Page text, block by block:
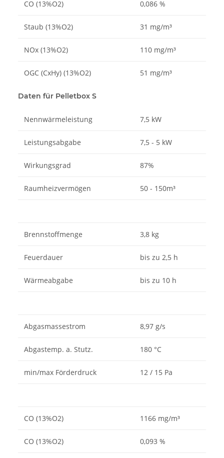
CO (13%O2) 0,086 %
Staub (13%O2) 31 mg/m³
NOx (13%O2) 110 mg/m³
OGC (CxHy) (13%O2) 51 mg/m³
Daten für Pelletbox S
Nennwärmeleistung 7,5 kW
Leistungsabgabe 7,5 - 5 kW
Wirkungsgrad 87%
Raumheizvermögen 50 - 150m³
Brennstoffmenge 3,8 kg
Feuerdauer bis zu 2,5 h
Wärmeabgabe bis zu 10 h
Abgasmassestrom 8,97 g/s
Abgastemp. a. Stutz. 180 °C
min/max Förderdruck 12 / 15 Pa
CO (13%O2) 1166 mg/m³
CO (13%O2) 0,093 %